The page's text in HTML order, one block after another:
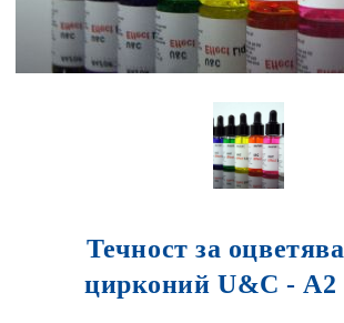
Течност за
цирконий U&C - А2